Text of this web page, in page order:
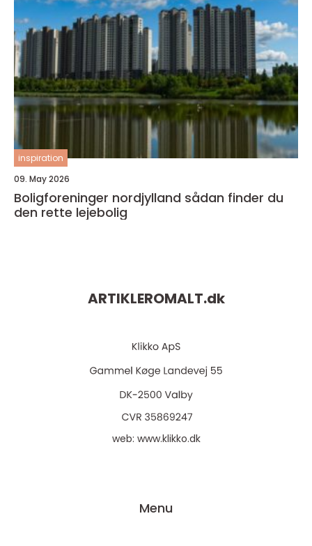
inspiration
09. May 2026
Boligforeninger nordjylland sådan finder du
den rette lejebolig
ARTIKLEROMALT.dk
web: www.klikko.dk
Menu